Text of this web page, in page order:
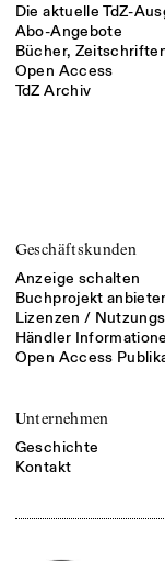
Die aktuelle TdZ-
Abo-Angebote
Bücher,
Open Access
TdZ Archiv
Geschäftskunden
Anzeige schalten
Buchprojekt
Lizenzen /
Händler
Open Access
Unternehmen
Geschichte
Kontakt